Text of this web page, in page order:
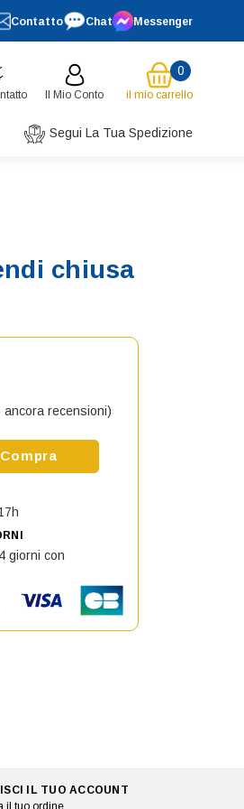
Contatto Chat Messenger
Il Mio Conto
0
il mio carrello
Segui La Tua Spedizione
chiusa
ancora recensioni)
Griglia sinistra Paraurti
di Griglia sinistra
Compra
giorni con
IL TUO ACCOUNT